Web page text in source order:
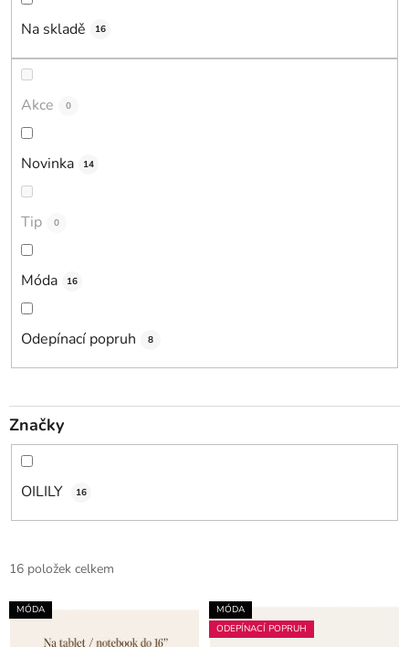
u
Na skladě 16
Akce 0
Novinka 14
Tip 0
Móda 16
Odepínací popruh 8
Značky
OILILY 16
V
p
16 položek celkem
MÓDA
MÓDA
ODEPÍNACÍ POPRUH